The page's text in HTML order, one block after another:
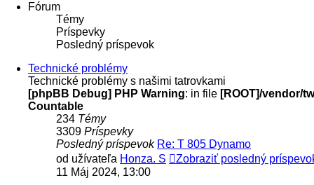
Fórum
Témy
Príspevky
Posledný príspevok
Technické problémy
Technické problémy s našimi tatrovkami
[phpBB Debug] PHP Warning: in file [ROOT]/vendor/
Countable
234 Témy
3309 Príspevky
Posledný príspevok Re: T 805 Dynamo
od užívateľa Honza. S
Zobraziť posledný
11 Máj 2024, 13:00